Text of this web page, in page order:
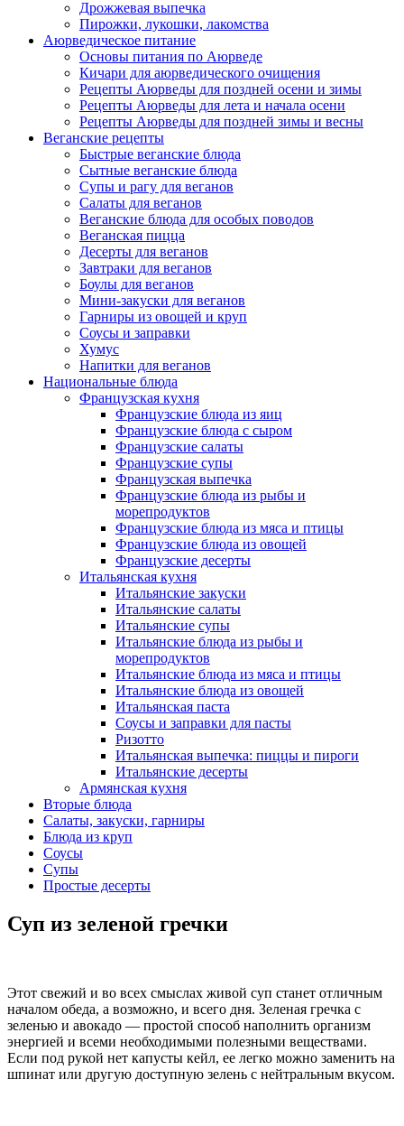
Дрожжевая выпечка
Пирожки, лукошки, лакомства
Аюрведическое питание
Основы питания по Аюрведе
Кичари для аюрведического очищения
Рецепты Аюрведы для поздней осени и зимы
Рецепты Аюрведы для лета и начала осени
Рецепты Аюрведы для поздней зимы и весны
Веганские рецепты
Быстрые веганские блюда
Сытные веганские блюда
Супы и рагу для веганов
Салаты для веганов
Веганские блюда для особых поводов
Веганская пицца
Десерты для веганов
Завтраки для веганов
Боулы для веганов
Мини-закуски для веганов
Гарниры из овощей и круп
Соусы и заправки
Хумус
Напитки для веганов
Национальные блюда
Французская кухня
Французские блюда из яиц
Французские блюда с сыром
Французские салаты
Французские супы
Французская выпечка
Французские блюда из рыбы и
морепродуктов
Французские блюда из мяса и птицы
Французские блюда из овощей
Французские десерты
Итальянская кухня
Итальянские закуски
Итальянские салаты
Итальянские супы
Итальянские блюда из рыбы и
морепродуктов
Итальянские блюда из мяса и птицы
Итальянские блюда из овощей
Итальянская паста
Соусы и заправки для пасты
Ризотто
Итальянская выпечка: пиццы и пироги
Итальянские десерты
Армянская кухня
Вторые блюда
Салаты, закуски, гарниры
Блюда из круп
Соусы
Супы
Простые десерты
Суп из зеленой гречки
Этот свежий и во всех смыслах живой суп станет отличным
началом обеда, а возможно, и всего дня. Зеленая гречка с
зеленью и авокадо — простой способ наполнить организм
энергией и всеми необходимыми полезными веществами.
Если под рукой нет капусты кейл, ее легко можно заменить на
шпинат или другую доступную зелень с нейтральным вкусом.